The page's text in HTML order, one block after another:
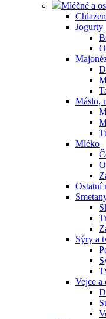
Mléčné a
Jogurty
Máslo,
Mléko
Ostatní
Sýry a
Vejce a